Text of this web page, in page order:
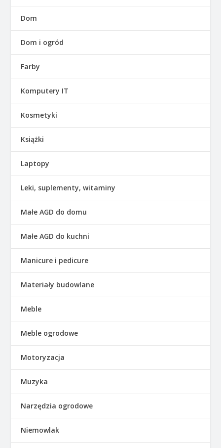
Dom
Dom i ogród
Farby
Komputery IT
Kosmetyki
Książki
Laptopy
Leki, suplementy, witaminy
Małe AGD do domu
Małe AGD do kuchni
Manicure i pedicure
Materiały budowlane
Meble
Meble ogrodowe
Motoryzacja
Muzyka
Narzędzia ogrodowe
Niemowlak